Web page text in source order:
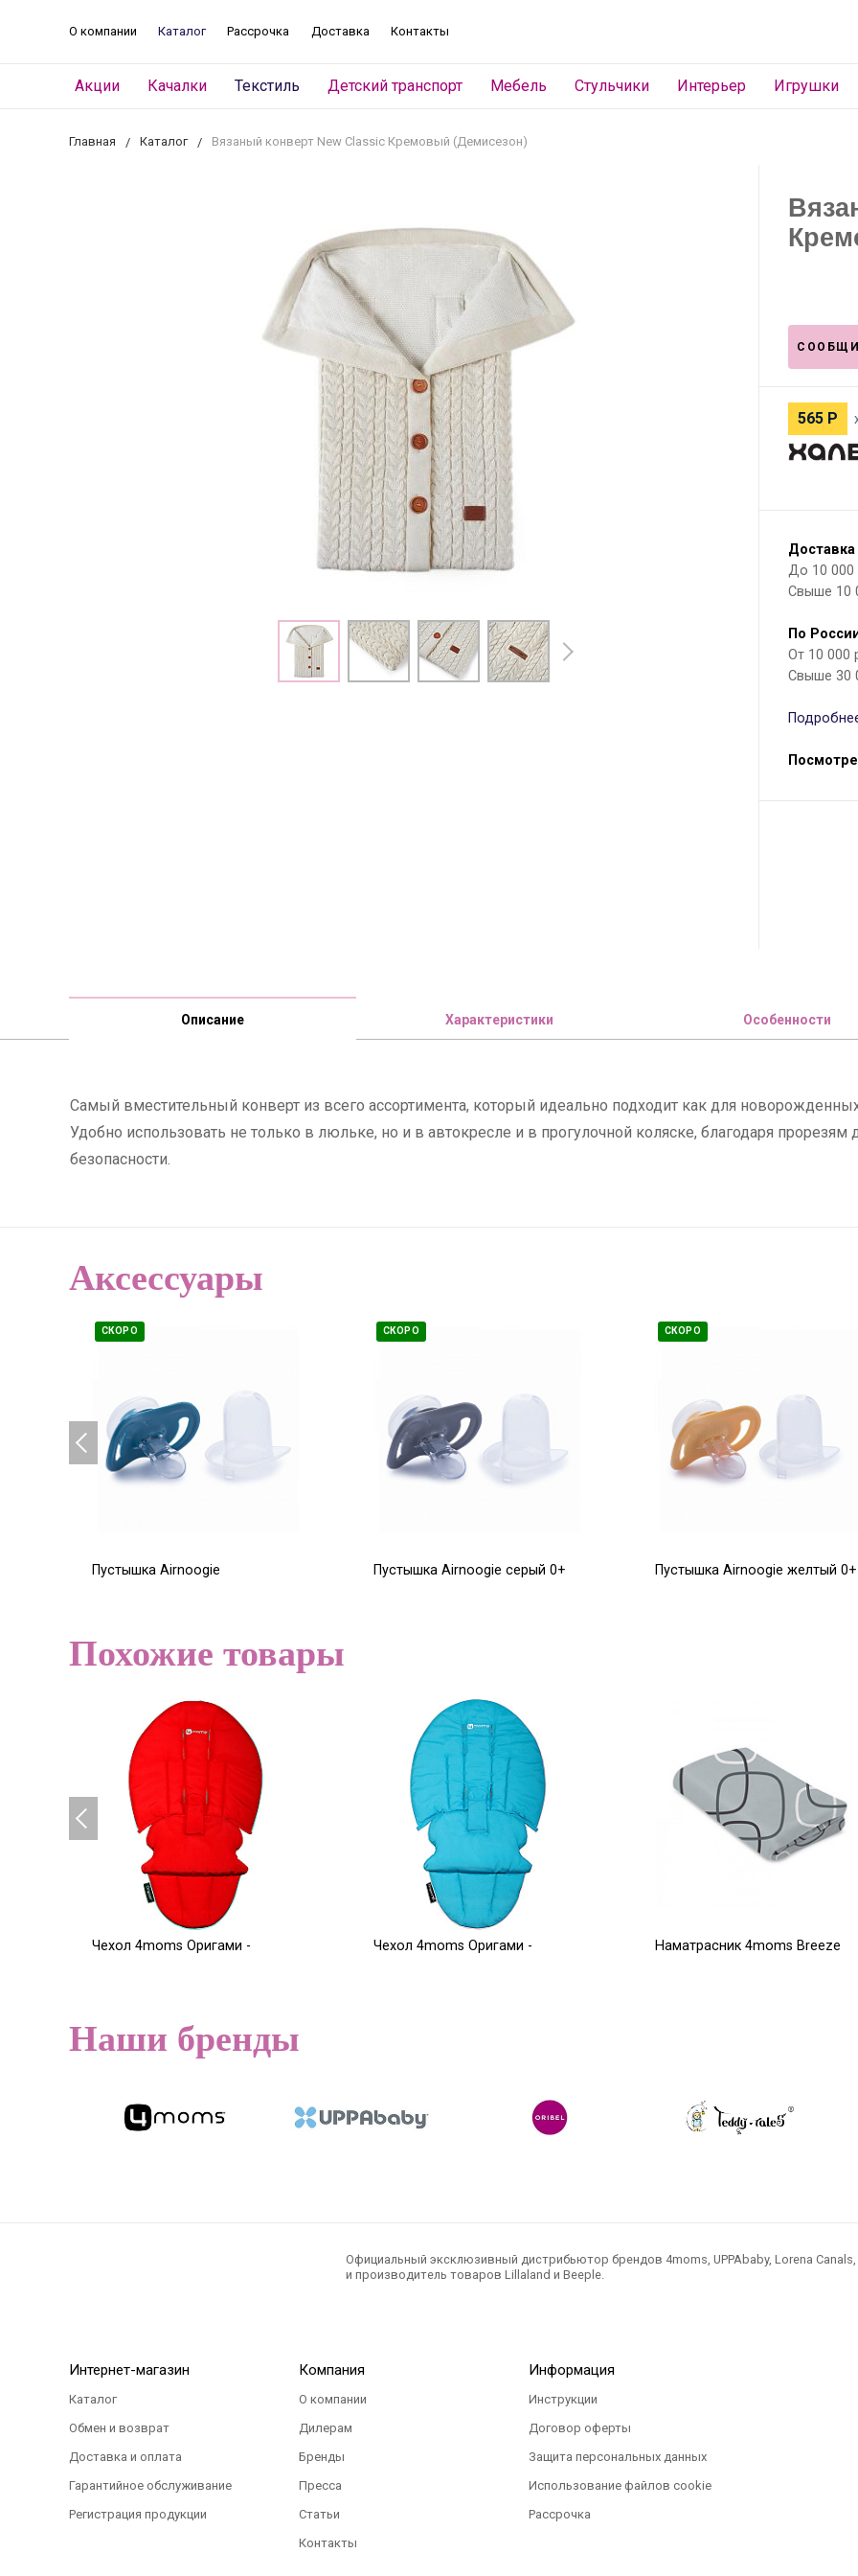
О компании Каталог Рассрочка Доставка Контакты
Акции Качалки Текстиль Детский транспорт Мебель Стульчики Интерьер Игрушки
Главная Каталог Вязаный конверт New Classic Кремовый (Демисезон)
565 Р
До 10 000
Свыше 10
По
От 10 000
Свыше 30
Описание Характеристики Особенности
Самый вместительный конверт из всего ассортимента, который идеально подходит как для
Удобно использовать не только в люльке, но и в автокресле и в прогулочной коляске, благодаря
безопасности.
Аксессуары
СКОРО
Пустышка Airnoogie
СКОРО
Пустышка Airnoogie серый 0+
СКОРО
Пустышка Airnoogie желтый 0+
Похожие товары
Чехол 4moms Оригами -
Чехол 4moms Оригами -
Наматрасник 4moms Breeze
Наши бренды
Официальный эксклюзивный дистрибьютор брендов 4moms, UPPAbaby, Lorena
и производитель товаров Lillaland и Beeple.
Интернет-магазин
Каталог
Обмен и возврат
Доставка и оплата
Гарантийное обслуживание
Регистрация продукции
Компания
О компании
Дилерам
Бренды
Пресса
Статьи
Контакты
Информация
Инструкции
Договор оферты
Защита персональных данных
Использование файлов cookie
Рассрочка